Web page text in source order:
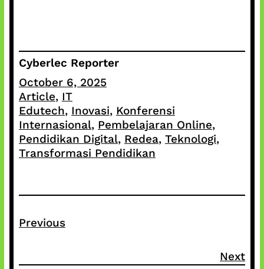
Cyberlec Reporter
October 6, 2025
Article, IT
Edutech, Inovasi, Konferensi
Internasional, Pembelajaran Online ,
Pendidikan Digital, Redea, Teknologi ,
Transformasi Pendidikan
Previous
Next